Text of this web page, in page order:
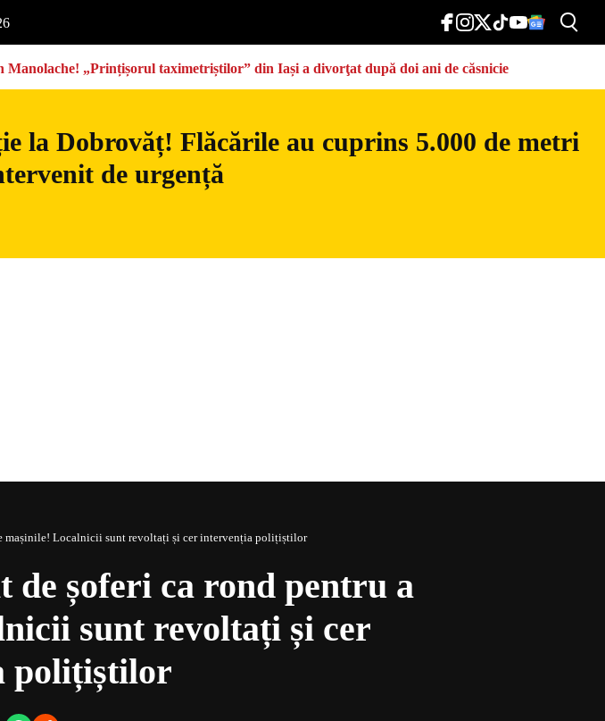
Manolache! „Prințișorul taximetriștilor” din Iași a divorţat după doi ani de căsnicie
la Dobrovăț! Flăcările au cuprins 5.000 de metri
de urgență
video.
mașinile! Localnicii sunt revoltați și cer intervenția polițiștilor
de șoferi ca rond pentru a
sunt revoltați și cer
polițiștilor